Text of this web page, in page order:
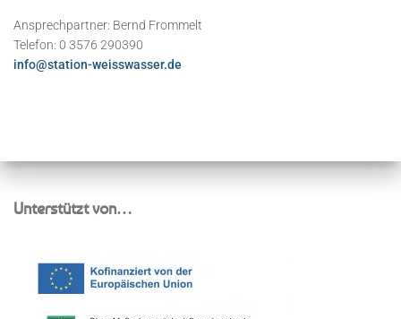
Ansprechpartner: Bernd Frommelt
Telefon: 0 3576 290390
info@station-weisswasser.de
Unterstützt von…